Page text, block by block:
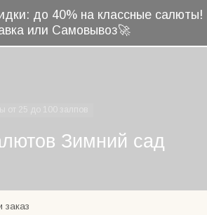
до 40% на классные салюты!
или Самовывоз🚀
Зимний сад
заказ